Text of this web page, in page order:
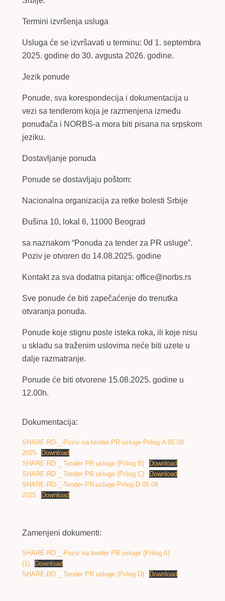
Termini izvršenja usluga
Usluga će se izvršavati u terminu: 0d 1. septembra
2025. godine do 30. avgusta 2026. godine.
Jezik ponude
Ponude, sva korespondecija i dokumentacija u
vezi sa tenderom koja je razmenjena između
ponuđača i NORBS-a mora biti pisana na srpskom
jeziku.
Dostavljanje ponuda
Ponude se dostavljaju poštom:
Nacionalna organizacija za retke bolesti Srbije
Đušina 10, lokal 6, 11000 Beograd
sa naznakom “Ponuda za tender za PR usluge”.
Poziv je otvoren do 14.08.2025. godine
Kontakt za sva dodatna pitanja: office@norbs.rs
Sve ponude će biti zapečaćenje do trenutka
otvaranja ponuda.
Ponude koje stignu posle isteka roka, ili koje nisu
u skladu sa traženim uslovima neće biti uzete u
dalje razmatranje.
Ponude će biti otvorene 15.08.2025. godine u
12.00h.
Dokumentacija:
SHARE-RD-_-Poziv-na-tender-PR-usluge-Prilog-A 05 08
2025
Download
SHARE-RD _ Tender PR usluge (Prilog B)
Download
SHARE-RD _ Tender PR usluge (Prilog C)
Download
SHARE-RD-_-Tender-PR-usluge-Prilog-D 05 08
2025
Download
Zamenjeni dokumenti:
SHARE-RD _ Poziv na tender PR usluge (Prilog A)
(1)
Download
SHARE-RD _ Tender PR usluge (Prilog D)
Download